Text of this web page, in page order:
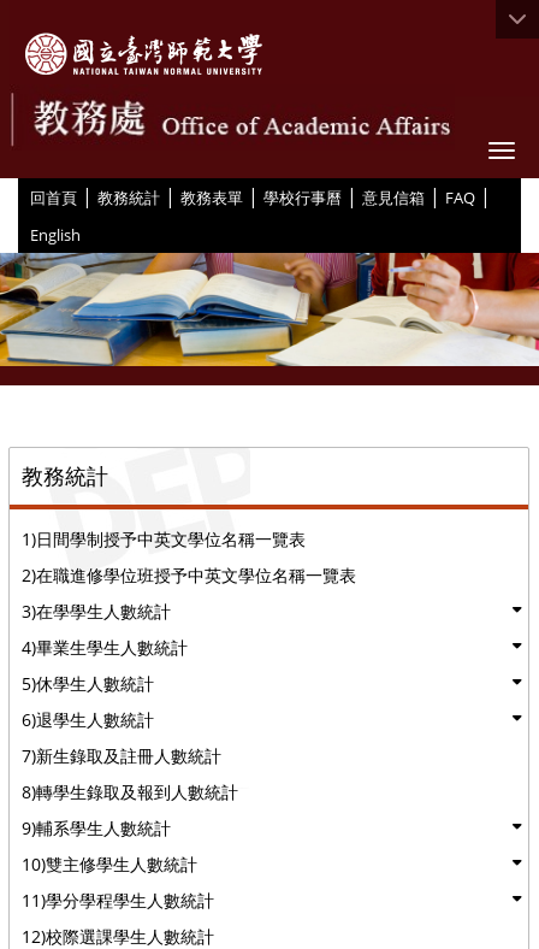
回首頁 | 教務統計 | 教務表單 | 學校行事曆 | 意見信箱 | FAQ |
English
教務統計
1)日間學制授予中英文學位名稱一覽表
2)在職進修學位班授予中英文學位名稱一覽表
3)在學學生人數統計
4)畢業生學生人數統計
5)休學生人數統計
6)退學生人數統計
7)新生錄取及註冊人數統計
8)轉學生錄取及報到人數統計
9)輔系學生人數統計
10)雙主修學生人數統計
11)學分學程學生人數統計
12)校際選課學生人數統計